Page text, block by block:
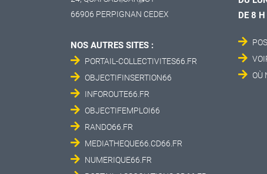
66906 PERPIGNAN CEDEX
NOS AUTRES SITES :
PORTAIL-COLLECTIVITES66.FR
OBJECTIFINSERTION66
INFOROUTE66.FR
OBJECTIFEMPLOI66
RANDO66.FR
MEDIATHEQUE66.CD66.FR
NUMERIQUE66.FR
DE 8
OÙ